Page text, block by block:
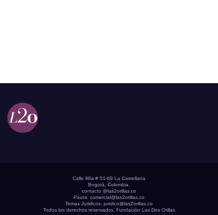
Calle 98a # 51-69 La Castellana
Bogotá, Colombia.
contacto @las2orillas.co
Pauta: comercial@las2orillas.co
Temas Juridicos: juridico@las2orillas.co
Todos los derechos reservados. Fundación Las Dos Orillas